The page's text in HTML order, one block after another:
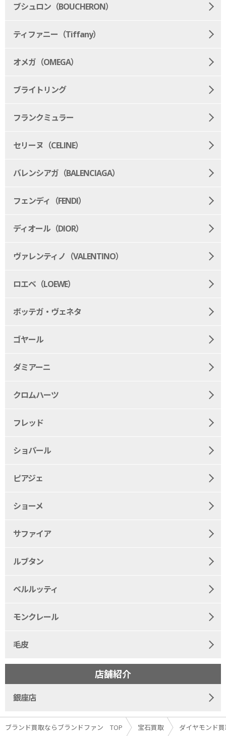
ブランド買取ならブランドファン TOP 宝石買取 ダイヤモンド
ブシュロン（BOUCHERON）
ティファニー（Tiffany）
オメガ（OMEGA）
ブライトリング
フランクミュラー
セリーヌ（CELINE）
バレンシアガ（BALENCIAGA）
フェンディ（FENDI）
ディオール（DIOR）
ヴァレンティノ（VALENTINO）
ロエベ（LOEWE）
ボッテガ・ヴェネタ
ゴヤール
ダミアーニ
クロムハーツ
フレッド
ショパール
ピアジェ
ショーメ
サファイア
ルブタン
ベルルッティ
モンクレール
毛皮
店舗紹介
銀座店